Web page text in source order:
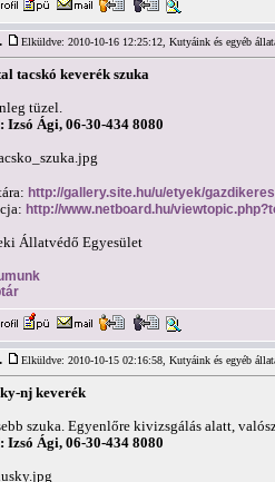
Elküldve: 2010-10-16 12:25:12, Kutyáink és egyéb
tacskó keverék szuka
tüzel.
Izsó Ági, 06-30-434 8080
http://gallery.site.hu/u/etyek/
http://www.netboard.hu/
Állatvédő Egyesület
Elküldve: 2010-10-15 02:16:58, Kutyáink és egyéb
nj keverék
szuka. Egyenlőre kivizsgálás alatt,
Izsó Ági, 06-30-434 8080